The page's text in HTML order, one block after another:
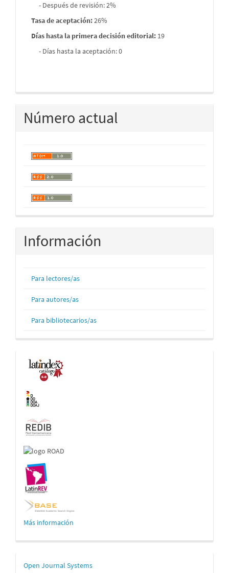
- Después de revisión: 2%
Tasa de aceptación:26%
Días hasta la primera decisión editorial: 19
- Días hasta la aceptación: 0
Número actual
Información
Para lectores/as
Para autores/as
Para bibliotecarios/as
Indexaciones
Más información
Desarrollado
Open Journal Systems